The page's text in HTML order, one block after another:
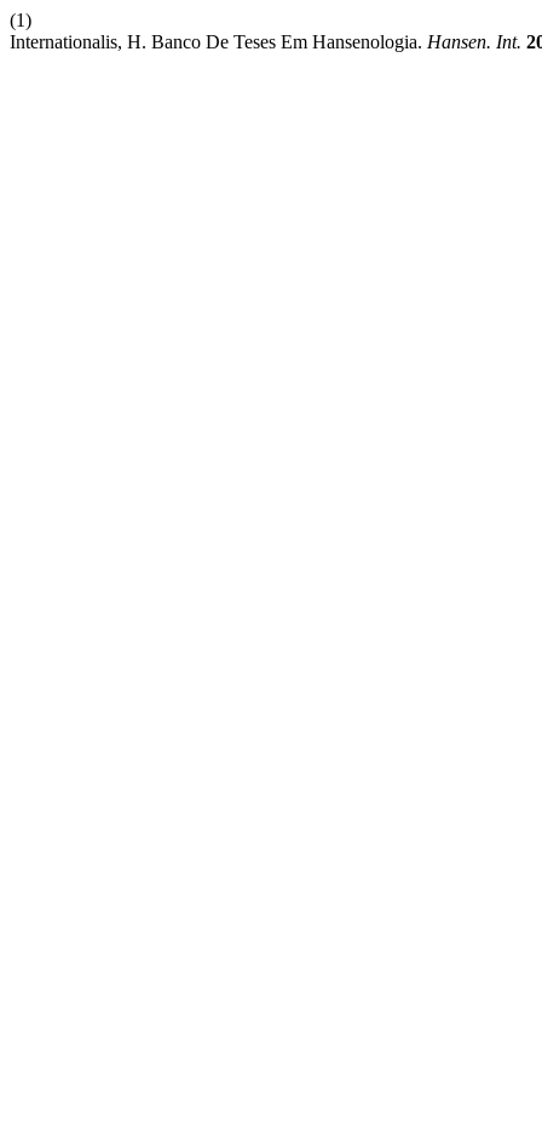
(1)
Internationalis, H. Banco De Teses Em Hansenologia. Hansen. Int.